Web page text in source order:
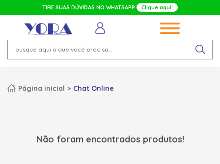
TIRE SUAS DÚVIDAS NO WHATSAPP Clique aqui!
Página inicial Chat Online
Não foram encontrados produtos!